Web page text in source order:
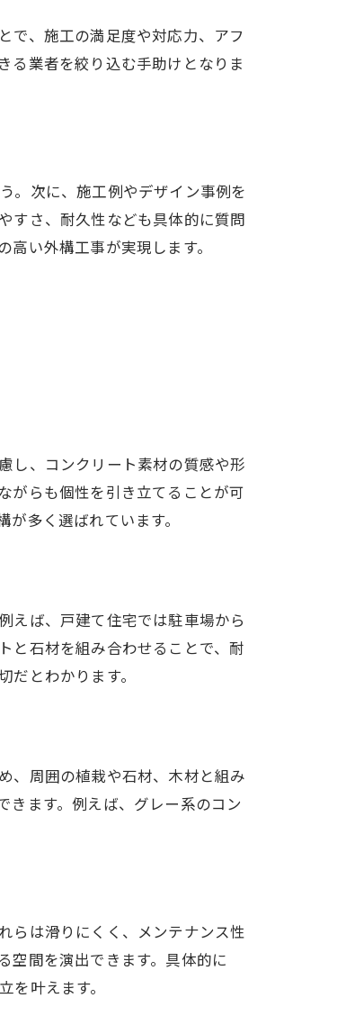
で、施工の満足度や対応力、アフ
る業者を絞り込む手助けとなりま
。次に、施工例やデザイン事例を
すさ、耐久性なども具体的に質問
い外構工事が実現します。
し、コンクリート素材の質感や形
がらも個性を引き立てることが可
多く選ばれています。
えば、戸建て住宅では駐車場から
と石材を組み合わせることで、耐
とわかります。
、周囲の植栽や石材、木材と組み
きます。例えば、グレー系のコン
らは滑りにくく、メンテナンス性
空間を演出できます。具体的に
叶えます。